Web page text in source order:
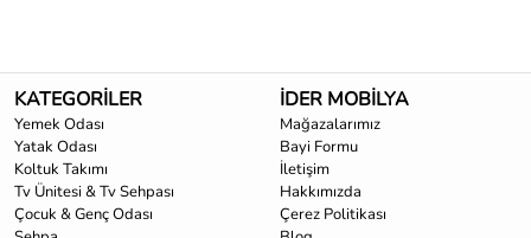
KATEGORİLER
Yemek Odası
Yatak Odası
Koltuk Takımı
Tv Ünitesi & Tv Sehpası
Çocuk & Genç Odası
İDER MOBİLYA
Mağazalarımız
Bayi Formu
İletişim
Hakkımızda
Çerez Politikası